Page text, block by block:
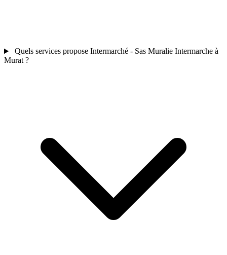
Quels services propose Intermarché - Sas Muralie Intermarche à
Murat ?